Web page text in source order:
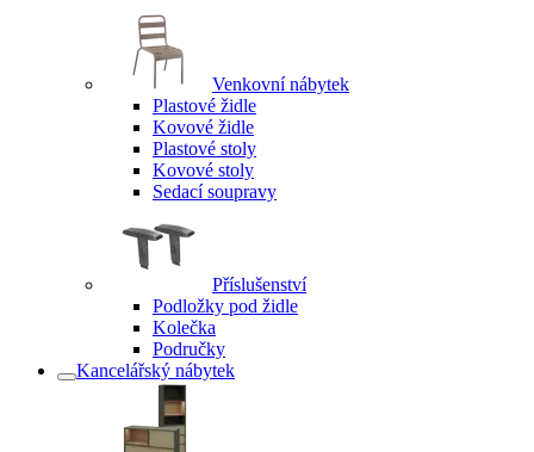
Venkovní nábytek
Plastové židle
Kovové židle
Plastové stoly
Kovové stoly
Sedací soupravy
Příslušenství
Podložky pod židle
Kolečka
Područky
Kancelářský nábytek